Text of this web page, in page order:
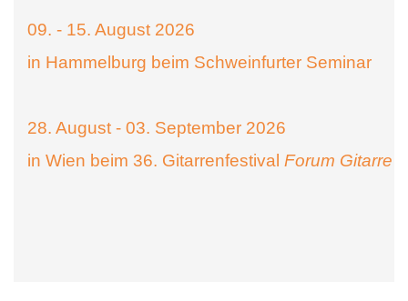
09. - 15. August 2026
in Hammelburg beim Schweinfurter Seminar
28. August - 03. September 2026
in Wien beim 36. Gitarrenfestival Forum Gitarre